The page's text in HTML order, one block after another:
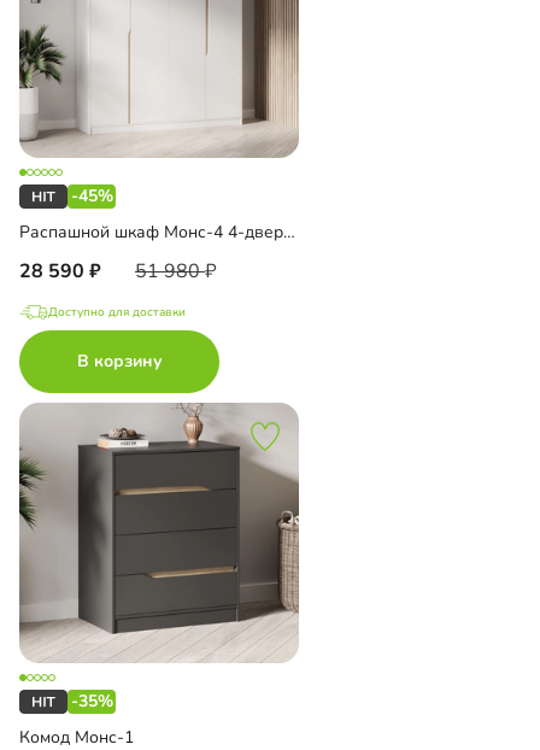
-45%
Распашной шкаф Монс-4 4-дверный
28 590 51 980
Доступно для доставки
В корзину
-35%
Комод Монс-1